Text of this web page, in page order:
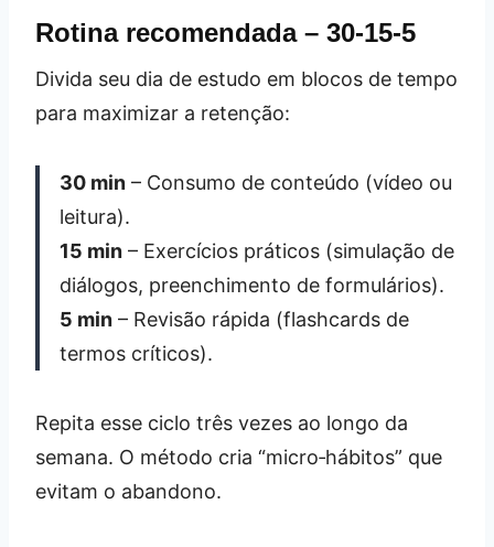
Rotina recomendada – 30‑15‑5
Divida seu dia de estudo em blocos de tempo
para maximizar a retenção:
30 min – Consumo de conteúdo (vídeo ou
leitura).
15 min – Exercícios práticos (simulação de
diálogos, preenchimento de formulários).
5 min – Revisão rápida (flashcards de
termos críticos).
Repita esse ciclo três vezes ao longo da
semana. O método cria “micro‑hábitos” que
evitam o abandono.